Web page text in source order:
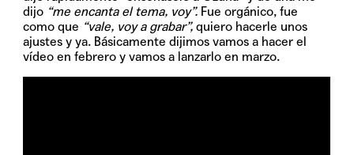
dijo “me encanta el tema, voy”. Fue orgánico, fue
como que “vale, voy a grabar”, quiero hacerle unos
ajustes y ya. Básicamente dijimos vamos a hacer el
vídeo en febrero y vamos a lanzarlo en marzo.